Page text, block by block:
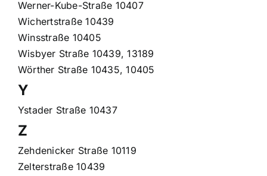
Werner-Kube-Straße 10407
Wichertstraße 10439
Winsstraße 10405
Wisbyer Straße 10439, 13189
Wörther Straße 10435, 10405
Y
Ystader Straße 10437
Z
Zehdenicker Straße 10119
Zelterstraße 10439